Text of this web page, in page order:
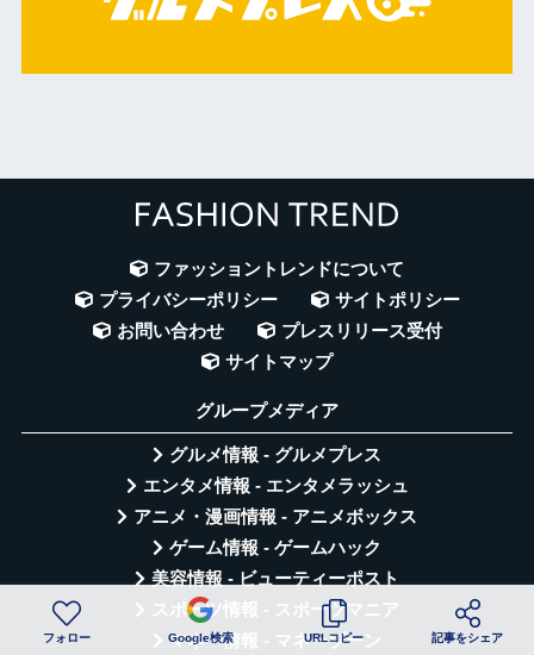
ファッショントレンドについて
プライバシーポリシー
サイトポリシー
お問い合わせ
プレスリリース受付
サイトマップ
グループメディア
グルメ情報 - グルメプレス
エンタメ情報 - エンタメラッシュ
アニメ・漫画情報 - アニメボックス
ゲーム情報 - ゲームハック
美容情報 - ビューティーポスト
スポーツ情報 - スポーツマニア
マネー情報 - マネーゾーン
フォロー Google検索 URLコピー 記事をシェア